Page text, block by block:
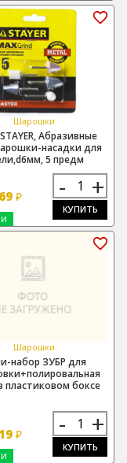
Шарошки
Абразивные
насадки для
5 предм
₽ - +
КУПИТЬ
Шарошки
набор ЗУБР для
пластиковом боксе
₽ - +
КУПИТЬ